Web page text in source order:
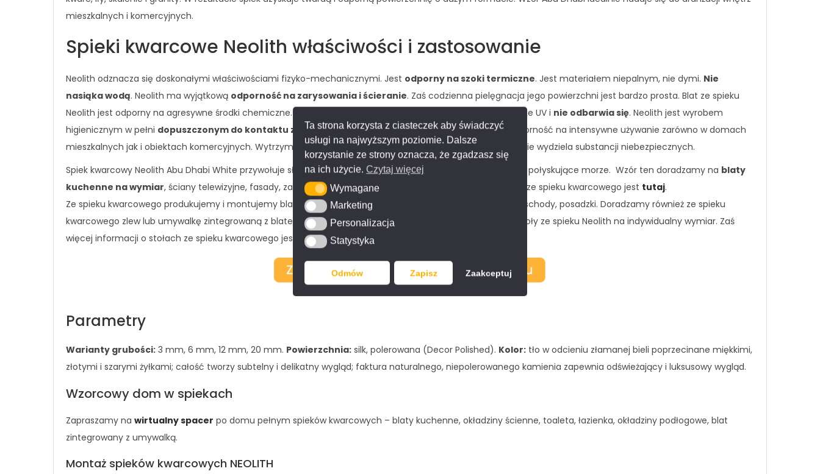
Ta strona korzysta z ciasteczek aby świadczyć
usługi na najwyższym poziomie. Dalsze
korzystanie ze strony oznacza, że zgadzasz się
na ich użycie. Czytaj więcej
WymaganeWymagane
MarketingMarketing
Personalizacja
Personalizacja
StatystykaStatystyka
Odmów Zapisz Zaakceptuj
mieszkalnych i komercyjnych.
Spieki kwarcowe Neolith właściwości i zastosowanie
Neolith odznacza się doskonałymi właściwościami fizyko-mechanicznymi. Jest odporny na szoki termiczne. Jest materiałem niepalnym, nie dymi. Nie
nasiąka wodą. Neolith ma wyjątkową odporność na zarysowania i ścieranie. Zaś codzienna pielęgnacja jego powierzchni jest bardzo prosta. Blat ze spieku
Neolith jest odporny na agresywne środki chemiczne. Dodatkowo jest dożywotnio odporny na promieniowanie UV i nie odbarwia się. Neolith jest wyrobem
higienicznym w pełni dopuszczonym do kontaktu z żywnością . Dzięki niezwykłej twardości zapewnia odporność na intensywne używanie zarówno w domach
mieszkalnych jak i obiektach komercyjnych. Wytrzymuje duży ciężar i ciśnienie. Ponadto nie zawiera żywic i nie wydziela substancji niebezpiecznych.
Spiek kwarcowy Neolith Abu Dhabi White przywołuje słoneczne krajobrazy arabskiego wybrzeża, palący upał i połyskujące morze. Wzór ten doradzamy na blaty
kuchenne na wymiar, ściany telewizyjne, fasady, zabudowy kominkowe ze spieku. Zaś więcej o kominkach ze spieku kwarcowego jest tutaj.
Ze spieku kwarcowego produkujemy i montujemy blaty łazienkowe na wymiar, panele kuchenne, parapety, schody, posadzki. Doradzamy również ze spieku
kwarcowego zlew lub umywalkę zintegrowaną z blatem, która tworzy elegancki efekt monolitu. Polecamy stoły ze spieku Neolith na indywidualny wymiar. Zaś
więcej informacji o stołach ze spieku kwarcowego jest w naszymkatalogu on-line
Parametry
Warianty grubości: 3 mm, 6 mm, 12 mm, 20 mm. Powierzchnia: silk, polerowana (Decor Polished). Kolor: tło w odcieniu złamanej bieli poprzecinane miękkimi,
złotymi i szarymi żyłkami; całość tworzy subtelny i delikatny wygląd; faktura naturalnego, niepolerowanego kamienia zapewnia odświeżający i luksusowy wygląd.
Wzorcowy dom w spiekach
Zapraszamy na wirtualny spacer po domu pełnym spieków kwarcowych – blaty kuchenne, okładziny ścienne, toaleta, łazienka, okładziny podłogowe, blat
zintegrowany z umywalką.
Montaż spieków kwarcowych NEOLITH